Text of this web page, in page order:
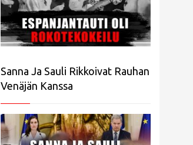
Sanna Ja Sauli Rikkoivat Rauhan
Venäjän Kanssa